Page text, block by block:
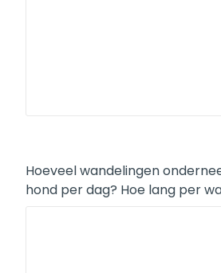
Hoeveel wandelingen
hond per dag? Hoe lang per